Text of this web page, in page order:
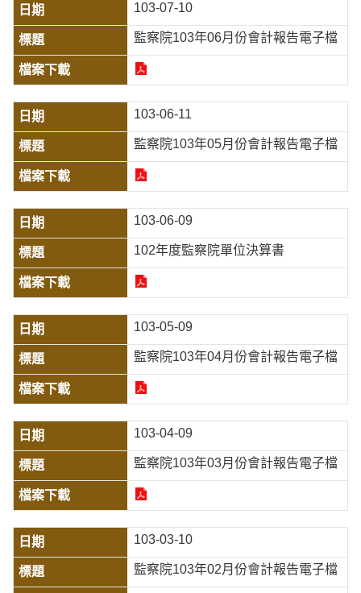
103-07-10
監察院103年06月份會計報告電子檔
103-06-11
監察院103年05月份會計報告電子檔
103-06-09
102年度監察院單位決算書
103-05-09
監察院103年04月份會計報告電子檔
103-04-09
監察院103年03月份會計報告電子檔
103-03-10
監察院103年02月份會計報告電子檔